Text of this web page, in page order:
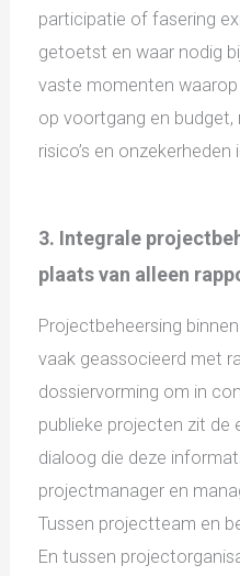
participatie of fasering
getoetst en waar nodig
vaste momenten
op voortgang en budget,
risico’s en
3. Integrale
plaats van alleen
Projectbeheersing
vaak geassocieerd met
dossiervorming om in
publieke projecten zit de
dialoog die deze
projectmanager en
Tussen projectteam en
En tussen